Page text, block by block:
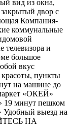
вид из окна,
двор с
Компания-
коммунальные
телевизора и
большое
вкус
пункты
на машине до
«ОКЕЙ»
минут пешком
Удобный выезд на
НА